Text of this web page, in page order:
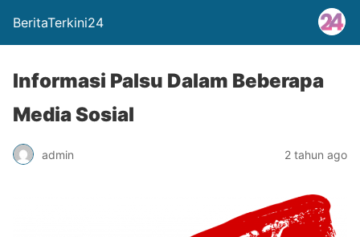
BeritaTerkini24
Informasi Palsu Dalam Beberapa
Media Sosial
admin 2 tahun ago